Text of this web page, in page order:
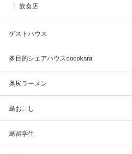
飲食店
ゲストハウス
多目的シェアハウスcocokara
奥尻ラーメン
島おこし
島留学生